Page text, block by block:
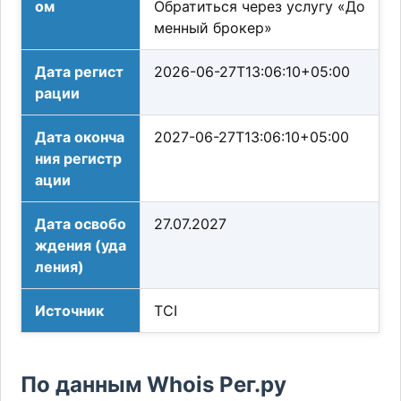
ом
Обратиться через услугу «До
менный брокер»
Дата регист
рации
2026-06-27T13:06:10+05:00
Дата оконча
ния регистр
ации
2027-06-27T13:06:10+05:00
Дата освобо
ждения (уда
ления)
27.07.2027
Источник TCI
По данным Whois Рег.ру